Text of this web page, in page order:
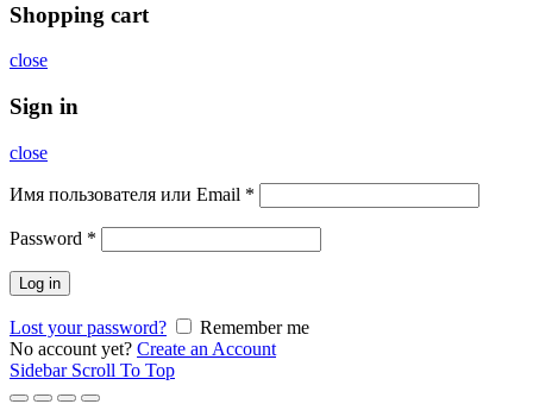
Shopping cart
close
Sign in
close
Имя пользователя или Email *
Password *
Log in
Lost your password?
Remember me
No account yet? Create an Account
Sidebar Scroll To Top